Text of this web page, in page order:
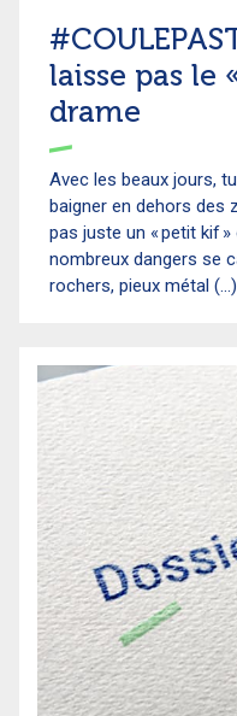
laisse pas le
drame
Avec les beaux jours,
baigner en dehors des
pas juste un « petit kif
nombreux dangers se
rochers, pieux métal (...)